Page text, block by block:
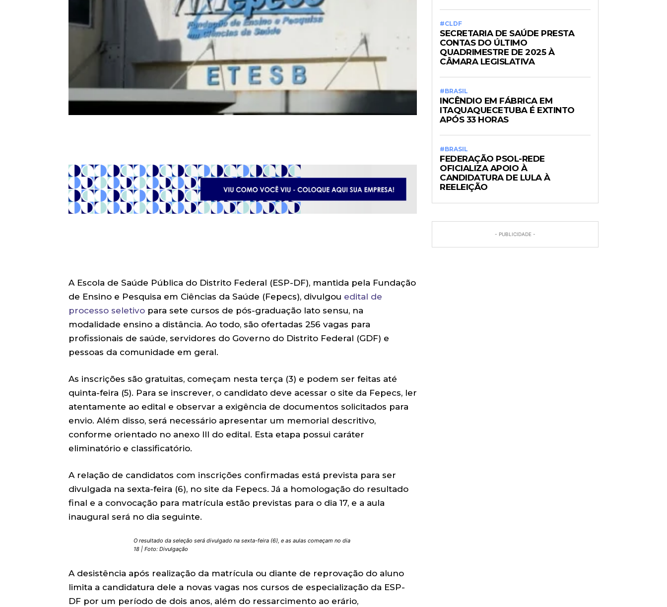
A Escola de Saúde Pública do Distrito Federal (ESP-DF), mantida pela Fundação
de Ensino e Pesquisa em Ciências da Saúde (Fepecs), divulgou edital de
processo seletivo para sete cursos de pós-graduação lato sensu, na
modalidade ensino a distância. Ao todo, são ofertadas 256 vagas para
profissionais de saúde, servidores do Governo do Distrito Federal (GDF) e
pessoas da comunidade em geral.
As inscrições são gratuitas, começam nesta terça (3) e podem ser feitas até
quinta-feira (5). Para se inscrever, o candidato deve acessar o site da Fepecs, ler
atentamente ao edital e observar a exigência de documentos solicitados para
envio. Além disso, será necessário apresentar um memorial descritivo,
conforme orientado no anexo III do edital. Esta etapa possui caráter
eliminatório e classificatório.
A relação de candidatos com inscrições confirmadas está prevista para ser
divulgada na sexta-feira (6), no site da Fepecs. Já a homologação do resultado
final e a convocação para matrícula estão previstas para o dia 17, e a aula
inaugural será no dia seguinte.
O resultado da seleção será divulgado na sexta-feira (6), e as aulas começam no dia
18 | Foto: Divulgação
A desistência após realização da matrícula ou diante de reprovação do aluno
limita a candidatura dele a novas vagas nos cursos de especialização da ESP-
DF por um período de dois anos, além do ressarcimento ao erário,
#CLDF
SECRETARIA DE SAÚDE PRESTA
CONTAS DO ÚLTIMO
QUADRIMESTRE DE 2025 À
CÂMARA LEGISLATIVA
#BRASIL
INCÊNDIO EM FÁBRICA EM
ITAQUAQUECETUBA É EXTINTO
APÓS 33 HORAS
#BRASIL
FEDERAÇÃO PSOL-REDE
OFICIALIZA APOIO À
CANDIDATURA DE LULA À
REELEIÇÃO
- PUBLICIDADE -